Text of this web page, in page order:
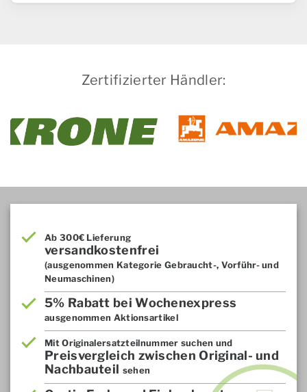
Zertifizierter Händler:
Ab 300€ Lieferung
versandkostenfrei
(ausgenommen Kategorie Gebraucht-, Vorführ- und
Neumaschinen)
5% Rabatt bei Wochenexpress
ausgenommen Aktionsartikel
Mit Originalersatzteilnummer suchen und
Preisvergleich zwischen Original- und
Nachbauteil sehen